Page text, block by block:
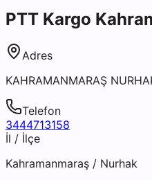
PTT Kargo
Adres
KAHRAMANMARAŞ
Telefon
3444713158
İl / İlçe
Kahramanmaraş / Nurhak